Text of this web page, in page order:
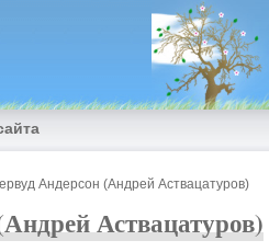
Андерсон (Андрей Аствацатуров)
Аствацатуров)